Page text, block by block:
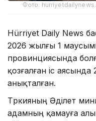
Фото:
Hürriyet Daily News
2026 жылғы 1
провинциясында
қозғалған іс аясында
анықталған.
Түркияның Әділет
адамның қамауға